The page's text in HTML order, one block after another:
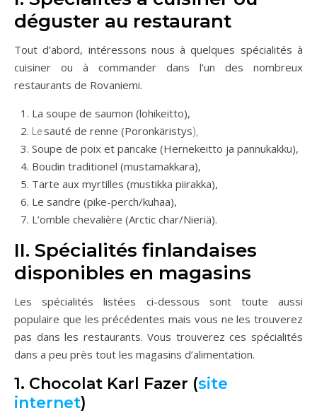
déguster au restaurant
Tout d’abord, intéressons nous à quelques spécialités à
cuisiner ou à commander dans l’un des nombreux
restaurants de Rovaniemi.
La soupe de saumon (lohikeitto),
Le sauté de renne (Poronkäristys),
Soupe de poix et pancake (Hernekeitto ja pannukakku),
Boudin traditionel (mustamakkara),
Tarte aux myrtilles (mustikka piirakka),
Le sandre (pike-perch/kuhaa),
L’omble chevalière (Arctic char/Nieriä).
II. Spécialités finlandaises
disponibles en magasins
Les spécialités listées ci-dessous sont toute aussi
populaire que les précédentes mais vous ne les trouverez
pas dans les restaurants. Vous trouverez ces spécialités
dans a peu près tout les magasins d’alimentation.
1. Chocolat Karl Fazer (site
internet)